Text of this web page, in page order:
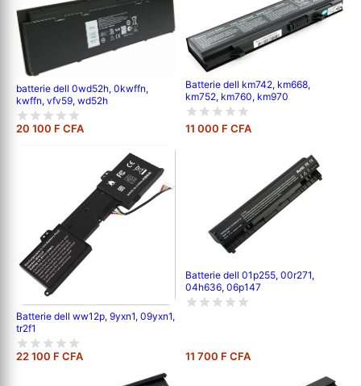
batterie dell 0wd52h, 0kwffn,
kwffn, vfv59, wd52h
20 100 F CFA
Batterie dell km742, km668,
km752, km760, km970
11 000 F CFA
Batterie dell ww12p, 9yxn1, 09yxn1,
tr2f1
22 100 F CFA
Batterie dell 01p255, 00r271,
04h636, 06p147
11 700 F CFA